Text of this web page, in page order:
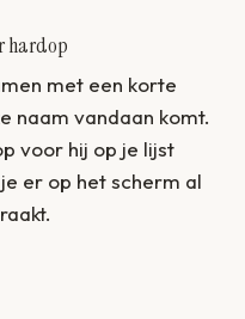
hardop
met een korte
naam vandaan komt.
voor hij op je lijst
er op het scherm al